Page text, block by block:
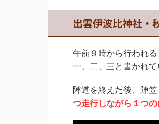
出雲伊波比神社・
午前９時から行われ
一、二、三と書かれて
陣道を終えた後、陣
つ走行しながら１つ